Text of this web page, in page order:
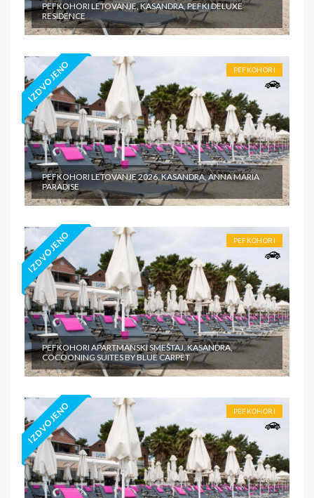
PEFKOHORI LETOVANJE, KASANDRA, PEFKI DELUXE
RESIDENCE
IZDVOJENO PEFKOHORI
PEFKOHORI LETOVANJE 2026, KASANDRA, ANNA MARIA
PARADISE
IZDVOJENO PEFKOHORI
PEFKOHORI APARTMANSKI SMEŠTAJ, KASANDRA,
COCOONING SUITES BY BLUE CARPET
IZDVOJENO PEFKOHORI